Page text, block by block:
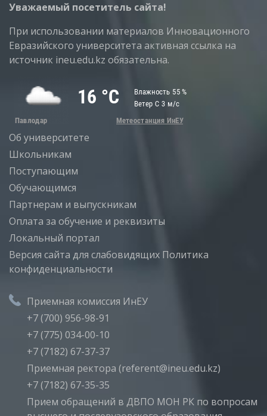
Уважаемый посетитель сайта!
При использовании материалов Инновационного
Евразийского университета активная ссылка на
источник ineu.edu.kz обязательна.
Об университете
Школьникам
Поступающим
Обучающимся
Партнерам и выпускникам
Оплата за обучение и реквизиты
Локальный портал
Версия сайта для слабовидящих Политика
конфиденциальности
Приемная комиссия ИнЕУ
+7 (700) 956-98-91
+7 (775) 034-00-10
+7 (7182) 67-37-37
Приемная ректора (referent@ineu.edu.kz)
+7 (7182) 67-35-35
Прием обращений в ДВПО МОН РК по вопросам